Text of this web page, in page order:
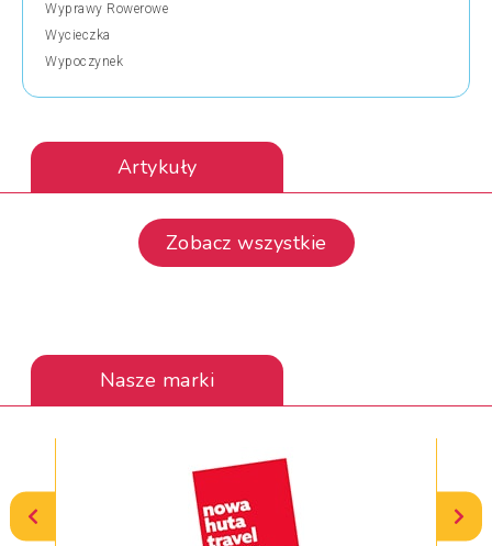
Wyprawy Rowerowe
Wycieczka
Wypoczynek
Artykuły
Zobacz wszystkie
Nasze marki